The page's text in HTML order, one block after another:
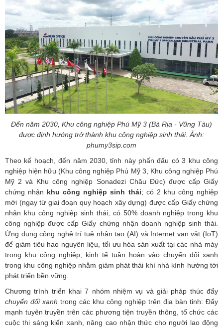
Đến năm 2030, Khu công nghiệp Phú Mỹ 3 (Bà Rịa - Vũng Tàu)
được định hướng trở thành khu công nghiệp sinh thái. Ảnh:
phumy3sip.com
Theo kế hoạch, đến năm 2030, tỉnh này phấn đấu có 3 khu công
nghiệp hiện hữu (Khu công nghiệp Phú Mỹ 3, Khu công nghiệp Phú
Mỹ 2 và Khu công nghiệp Sonadezi Châu Đức) được cấp Giấy
chứng nhận khu công nghiệp sinh thái; có 2 khu công nghiệp
mới (ngay từ giai đoạn quy hoạch xây dựng) được cấp Giấy chứng
nhận khu công nghiệp sinh thái; có 50% doanh nghiệp trong khu
công nghiệp được cấp Giấy chứng nhận doanh nghiệp sinh thái.
Ứng dụng công nghệ trí tuệ nhân tạo (AI) và Internet vạn vật (IoT)
để giảm tiêu hao nguyên liệu, tối ưu hóa sản xuất tại các nhà máy
trong khu công nghiệp; kinh tế tuần hoàn vào chuyển đổi xanh
trong khu công nghiệp nhằm giảm phát thải khí nhà kính hướng tới
phát triển bền vững.
Chương trình triển khai 7 nhóm nhiệm vụ và giải pháp thúc đẩy
chuyển đổi xanh trong các khu công nghiệp trên địa bàn tỉnh: Đẩy
mạnh tuyên truyền trên các phương tiện truyền thông, tổ chức các
cuộc thi sáng kiến xanh, nâng cao nhận thức cho người lao động